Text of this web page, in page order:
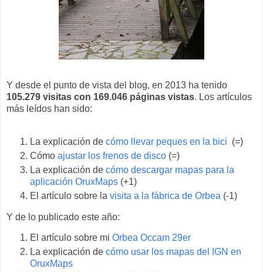
Y desde el punto de vista del blog, en 2013 ha tenido
105.279 visitas con 169.046 páginas vistas. Los artículos
más leídos han sido:
La explicación de cómo llevar peques en la bici (=)
Cómo ajustar los frenos de disco (=)
La explicación de cómo descargar mapas para la
aplicación OruxMaps (+1)
El artículo sobre la visita a la fábrica de Orbea (-1)
Y de lo publicado este año:
El artículo sobre mi Orbea Occam 29er
La explicación de cómo usar los mapas del IGN en
OruxMaps